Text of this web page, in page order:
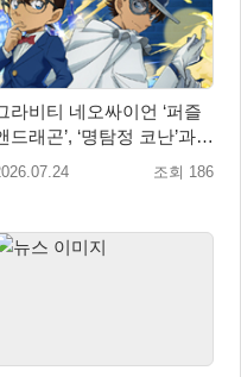
라비티 네오싸이언 ‘퍼즐
드래곤’, ‘명탐정 코난’과
라보레이션 실시!
조회 186